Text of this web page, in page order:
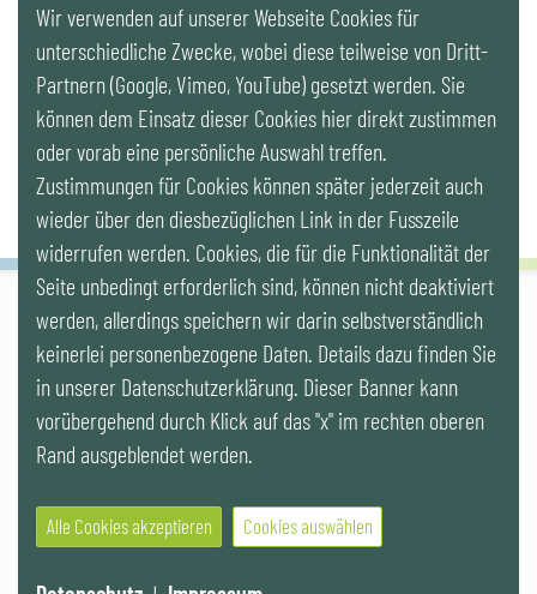
LinkedIn
Newsletter
IG LEBENSZYKLUS BAU
Wipplingerstr. 10/Top 9, Stoß im Himmel, A-1010 Wien
office@ig-lebenszyklus.at
Kontakt
Videos |Veranstaltungen
© 2021 IG LEBENSZYKLUS BAU
Wir verwenden auf unserer Webseite Cookies für
unterschiedliche Zwecke, wobei diese teilweise von Dritt-
Partnern (Google, Vimeo, YouTube) gesetzt werden. Sie
können dem Einsatz dieser Cookies hier direkt zustimmen
oder vorab eine persönliche Auswahl treffen.
Zustimmungen für Cookies können später jederzeit auch
wieder über den diesbezüglichen Link in der Fusszeile
widerrufen werden. Cookies, die für die Funktionalität der
Seite unbedingt erforderlich sind, können nicht deaktiviert
werden, allerdings speichern wir darin selbstverständlich
keinerlei personenbezogene Daten. Details dazu finden Sie
in unserer Datenschutzerklärung. Dieser Banner kann
vorübergehend durch Klick auf das "x" im rechten oberen
Rand ausgeblendet werden.
Alle Cookies akzeptieren Cookies auswählen